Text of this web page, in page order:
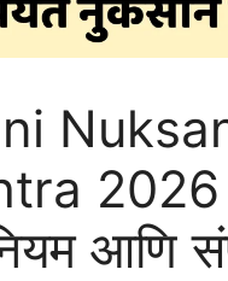
2026 |
आणि